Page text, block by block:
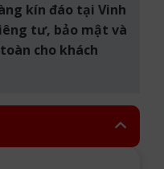
kín đáo tại Vinh
tư, bảo mật và
cho khách